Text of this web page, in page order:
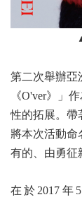
第二次舉辦亞
《O'ver》」
性的拓展。帶
將本次活動命
有的、由勇征
在於2017年